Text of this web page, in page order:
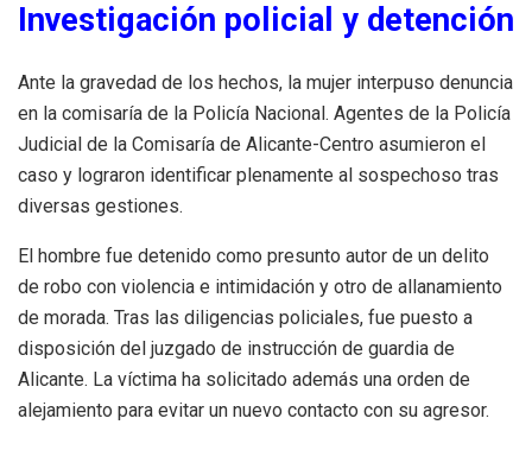
Investigación policial y detención
Ante la gravedad de los hechos, la mujer interpuso denuncia
en la comisaría de la Policía Nacional. Agentes de la Policía
Judicial de la Comisaría de Alicante-Centro asumieron el
caso y lograron identificar plenamente al sospechoso tras
diversas gestiones.
El hombre fue detenido como presunto autor de un delito
de robo con violencia e intimidación y otro de allanamiento
de morada. Tras las diligencias policiales, fue puesto a
disposición del juzgado de instrucción de guardia de
Alicante. La víctima ha solicitado además una orden de
alejamiento para evitar un nuevo contacto con su agresor.